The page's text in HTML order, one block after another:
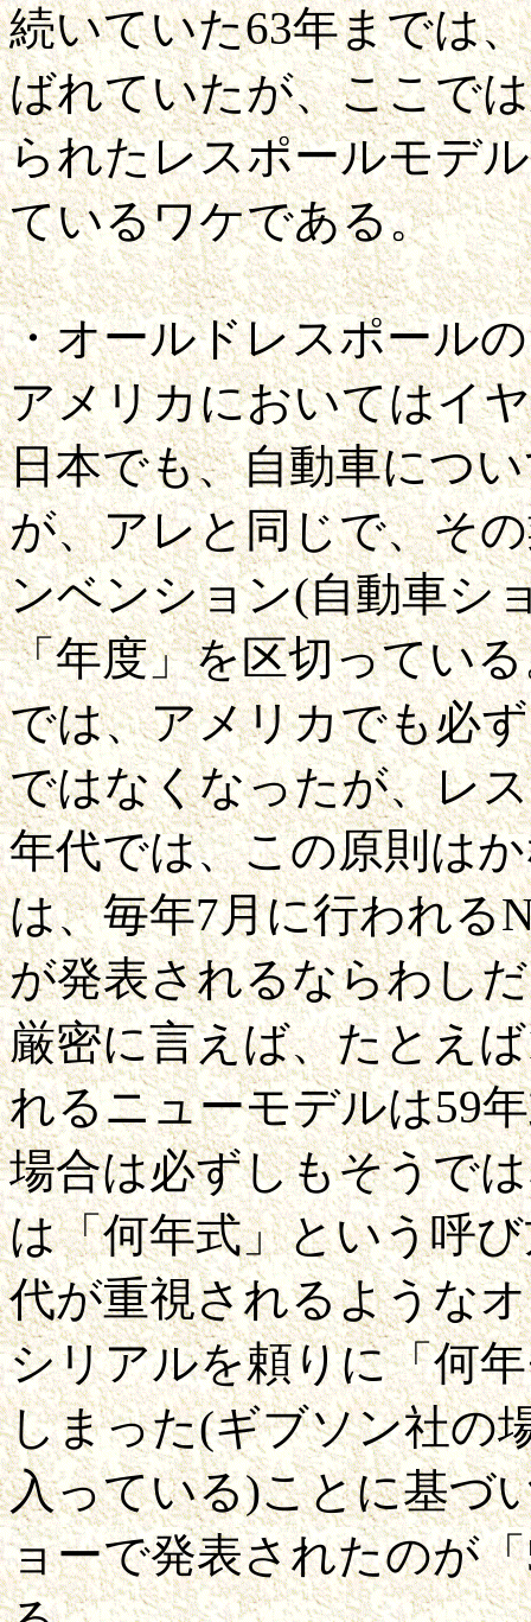
続いていた63年までは
ばれていたが、ここで
られたレスポールモデ
ているワケである。
・オールドレスポール
アメリカにおいてはイ
日本でも、自動車につ
が、アレと同じで、そ
ンベンション(自動車シ
「年度」を区切ってい
では、アメリカでも必
ではなくなったが、レ
年代では、この原則は
は、毎年7月に行われる
が発表されるならわし
厳密に言えば、たとえ
れるニューモデルは59
場合は必ずしもそうで
は「何年式」という呼
代が重視されるような
シリアルを頼りに「何
しまった(ギブソン社の
入っている)ことに基づ
ョーで発表されたのが